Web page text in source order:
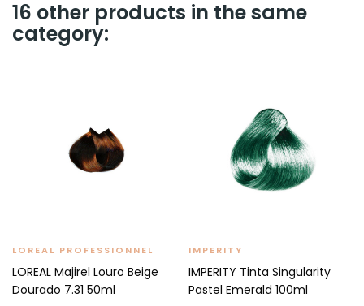
16 other products in the same
category:
LOREAL PROFESSIONNEL
LOREAL Majirel Louro Beige
Dourado 7.31 50ml
IMPERITY
IMPERITY Tinta Singularity
Pastel Emerald 100ml